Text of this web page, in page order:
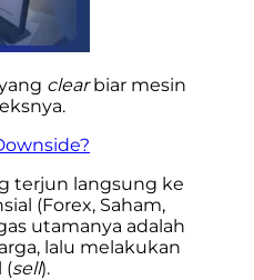
clearbiar mesin
terjun langsung ke
(Forex, Saham,
utamanya adalah
lalu melakukan
(sell).